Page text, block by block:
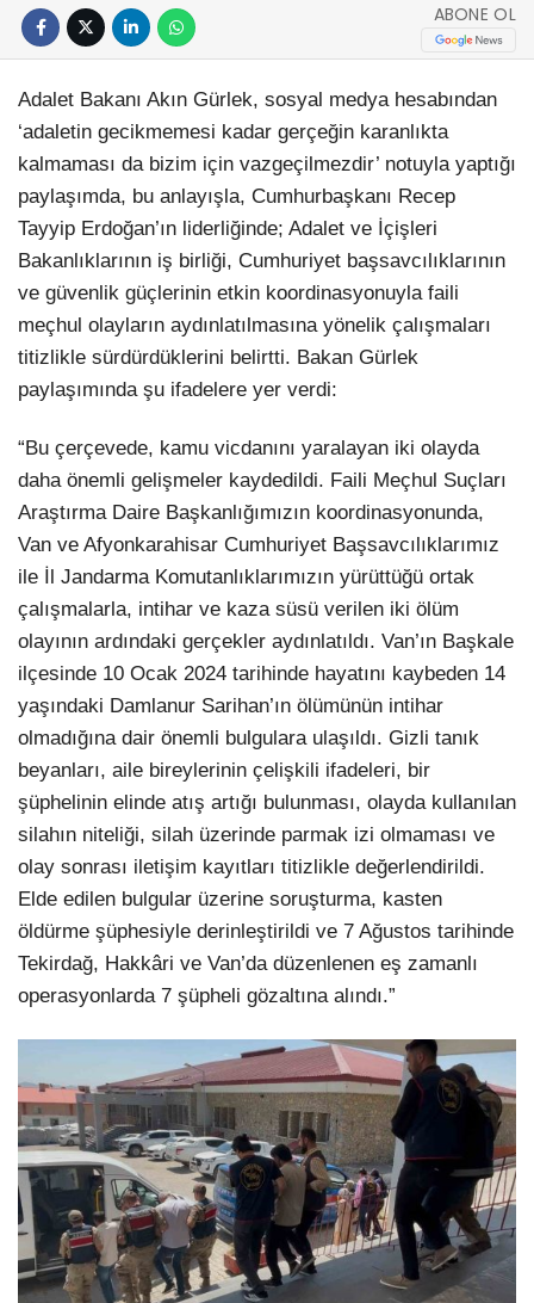
ABONE OL
Adalet Bakanı Akın Gürlek, sosyal medya hesabından
‘adaletin gecikmemesi kadar gerçeğin karanlıkta
kalmaması da bizim için vazgeçilmezdir’ notuyla yaptığı
paylaşımda, bu anlayışla, Cumhurbaşkanı Recep
Tayyip Erdoğan’ın liderliğinde; Adalet ve İçişleri
Bakanlıklarının iş birliği, Cumhuriyet başsavcılıklarının
ve güvenlik güçlerinin etkin koordinasyonuyla faili
meçhul olayların aydınlatılmasına yönelik çalışmaları
titizlikle sürdürdüklerini belirtti. Bakan Gürlek
paylaşımında şu ifadelere yer verdi:
“Bu çerçevede, kamu vicdanını yaralayan iki olayda
daha önemli gelişmeler kaydedildi. Faili Meçhul Suçları
Araştırma Daire Başkanlığımızın koordinasyonunda,
Van ve Afyonkarahisar Cumhuriyet Başsavcılıklarımız
ile İl Jandarma Komutanlıklarımızın yürüttüğü ortak
çalışmalarla, intihar ve kaza süsü verilen iki ölüm
olayının ardındaki gerçekler aydınlatıldı. Van’ın Başkale
ilçesinde 10 Ocak 2024 tarihinde hayatını kaybeden 14
yaşındaki Damlanur Sarihan’ın ölümünün intihar
olmadığına dair önemli bulgulara ulaşıldı. Gizli tanık
beyanları, aile bireylerinin çelişkili ifadeleri, bir
şüphelinin elinde atış artığı bulunması, olayda kullanılan
silahın niteliği, silah üzerinde parmak izi olmaması ve
olay sonrası iletişim kayıtları titizlikle değerlendirildi.
Elde edilen bulgular üzerine soruşturma, kasten
öldürme şüphesiyle derinleştirildi ve 7 Ağustos tarihinde
Tekirdağ, Hakkâri ve Van’da düzenlenen eş zamanlı
operasyonlarda 7 şüpheli gözaltına alındı.”